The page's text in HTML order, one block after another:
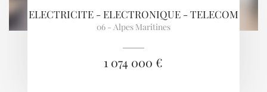
ELECTRICITE - ELECTRONIQUE - TELECOM
06 - Alpes Maritines
1 074 000 €